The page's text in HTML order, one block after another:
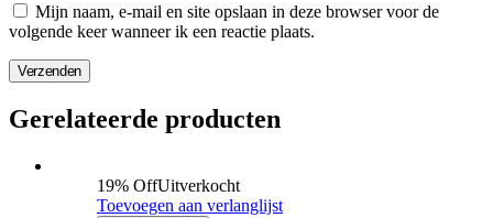
Mijn naam, e-mail en site opslaan in deze browser voor de
volgende keer wanneer ik een reactie plaats.
Verzenden
Gerelateerde producten
19% OffUitverkocht
Toevoegen aan verlanglijst